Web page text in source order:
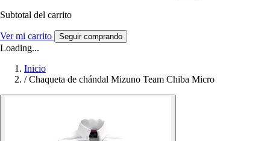
Subtotal del carrito
Ver mi carrito Seguir comprando
Loading...
Inicio
/ Chaqueta de chándal Mizuno Team Chiba Micro